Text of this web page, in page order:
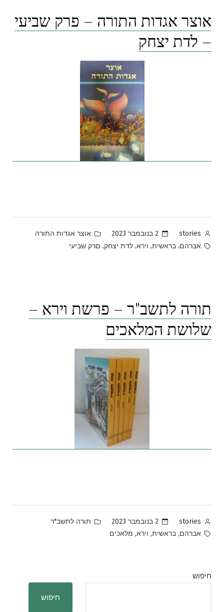
אוצר אגדות התורה – פרק שביעי
– לדת יצחק
Posted
by
stories 2 בנובמבר 2023
Posted
in
אוצר אגדות התורה
Tags:
אברהם, בראשית, וירא, לדת יצחק, םרק שביעי
תורה לתשב"ר – פרשת וירא –
שלושת המלאכים
Posted
by
stories 2 בנובמבר 2023
Posted
תורה לתשב"ר
Tags:
אברהם, בראשית, וירא, מלאכים
חיפוש
חיפוש